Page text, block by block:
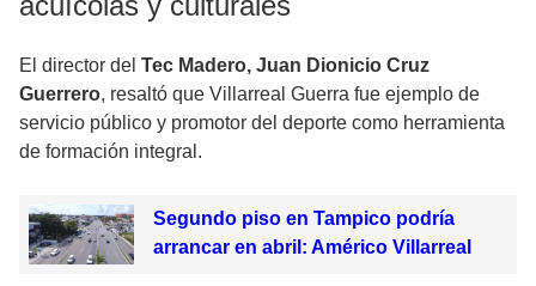
El director del Tec Madero, Juan Dionicio Cruz
Guerrero, resaltó que Villarreal Guerra fue ejemplo de
servicio público y promotor del deporte como herramienta
de formación integral.
Segundo piso en Tampico podría
arrancar en abril: Américo Villarreal